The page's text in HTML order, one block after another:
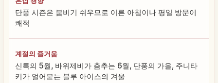
단풍 시즌은 붐비기 쉬우므로 이른 아침이나 평일 방문이
쾌적
계절의 즐거움
신록의 5월, 바위제비가 춤추는 6월, 단풍의 가을, 주니타
키가 얼어붙는 블루 아이스의 겨울